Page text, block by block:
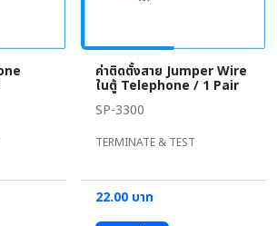
ค่าติดตั้งสาย Jumper Wire
ในตู้ Telephone / 1 Pair
SP-3300
TERMINATE & TEST
22.00 บาท